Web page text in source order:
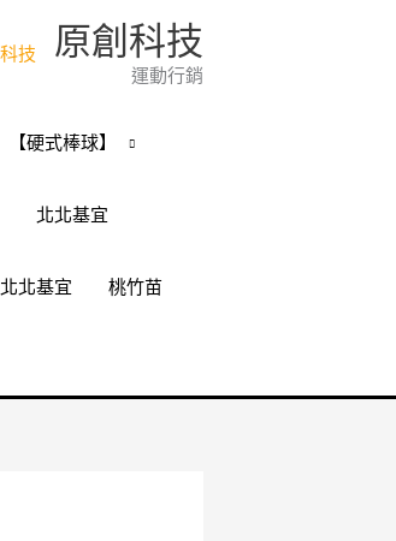
原創科技
運動行銷
【硬式棒球】
北北基宜
北北基宜 桃竹苗